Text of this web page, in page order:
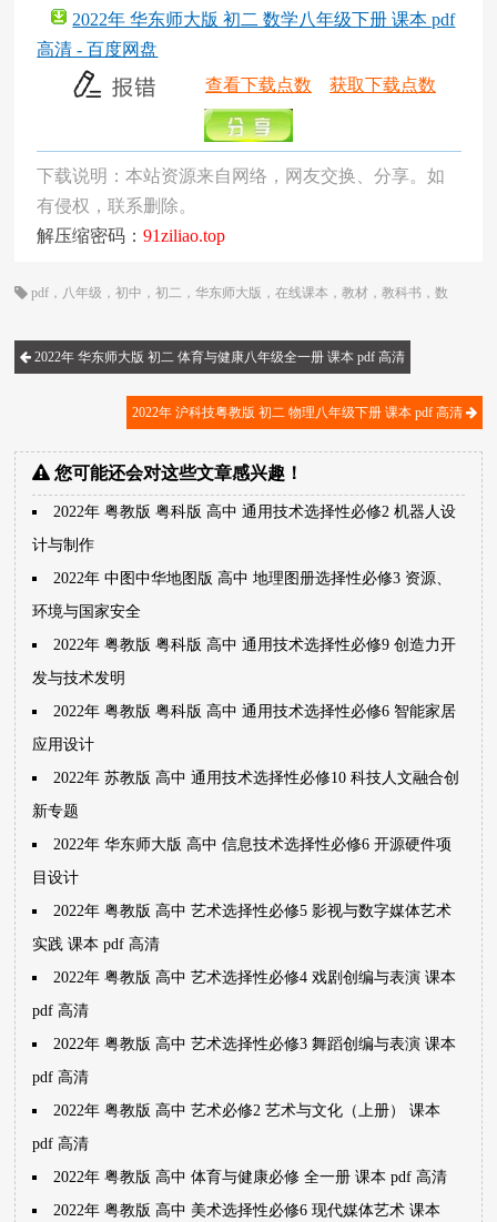
2022年 华东师大版 初二 数学八年级下册 课本 pdf
高清 - 百度网盘
查看下载点数
获取下载点数
下载说明：本站资源来自网络，网友交换、分享。如
有侵权，联系删除。
解压缩密码：91ziliao.top
pdf ， 八年级 ，初中 ，初二 ，华东师大版 ，在线课本 ，教材 ，教科书 ，数
2022年 华东师大版 初二 体育与健康八年级全一册 课本 pdf 高清
2022年 沪科技粤教版 初二 物理八年级下册 课本 pdf 高清
您可能还会对这些文章感兴趣！
2022年 粤教版 粤科版 高中 通用技术选择性必修2 机器人设
计与制作
2022年 中图中华地图版 高中 地理图册选择性必修3 资源、
环境与国家安全
2022年 粤教版 粤科版 高中 通用技术选择性必修9 创造力开
发与技术发明
2022年 粤教版 粤科版 高中 通用技术选择性必修6 智能家居
应用设计
2022年 苏教版 高中 通用技术选择性必修10 科技人文融合创
新专题
2022年 华东师大版 高中 信息技术选择性必修6 开源硬件项
目设计
2022年 粤教版 高中 艺术选择性必修5 影视与数字媒体艺术
实践 课本 pdf 高清
2022年 粤教版 高中 艺术选择性必修4 戏剧创编与表演 课本
pdf 高清
2022年 粤教版 高中 艺术选择性必修3 舞蹈创编与表演 课本
pdf 高清
2022年 粤教版 高中 艺术必修2 艺术与文化（上册） 课本
pdf 高清
2022年 粤教版 高中 体育与健康必修 全一册 课本 pdf 高清
2022年 粤教版 高中 美术选择性必修6 现代媒体艺术 课本